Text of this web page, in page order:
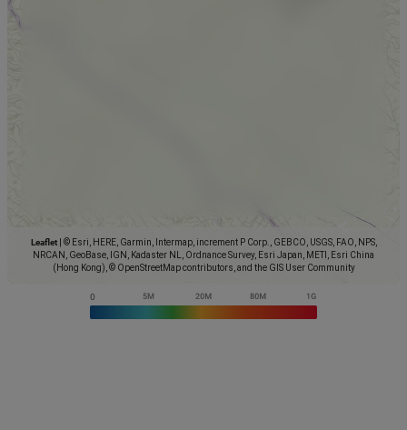
Leaflet
© Esri, HERE, Garmin, Intermap, increment P Corp., GEBCO, USGS, FAO, NPS,
NRCAN, GeoBase, IGN, Kadaster NL, Ordnance Survey, Esri Japan, METI, Esri China
(Hong Kong), © OpenStreetMap contributors, and the GIS User Community